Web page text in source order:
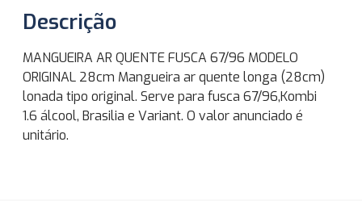
Descrição
MANGUEIRA AR QUENTE FUSCA 67/96 MODELO
ORIGINAL 28cm Mangueira ar quente longa (28cm)
lonada tipo original. Serve para fusca 67/96,Kombi
1.6 álcool, Brasilia e Variant. O valor anunciado é
unitário.